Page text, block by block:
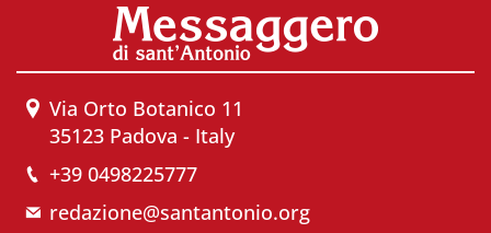
Via Orto Botanico 11
35123 Padova - Italy
+39 0498225777
redazione@santantonio.org